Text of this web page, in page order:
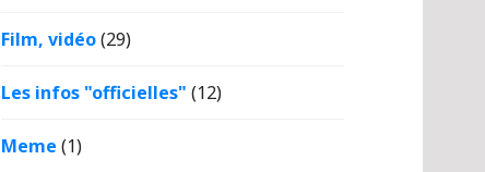
Film, vidéo(29)
Les infos "officielles" (12)
Meme (1)